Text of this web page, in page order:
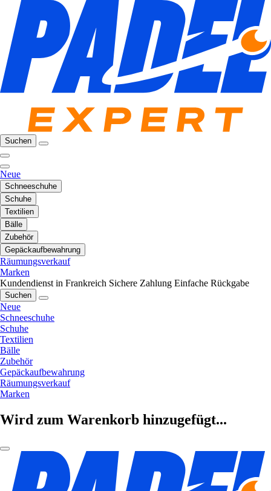
Suchen
Neue
Schneeschuhe
Schuhe
Textilien
Bälle
Zubehör
Gepäckaufbewahrung
Räumungsverkauf
Marken
Kundendienst in Frankreich Sichere Zahlung Einfache Rückgabe
Suchen
Neue
Schneeschuhe
Schuhe
Textilien
Bälle
Zubehör
Gepäckaufbewahrung
Räumungsverkauf
Marken
Wird zum Warenkorb hinzugefügt...